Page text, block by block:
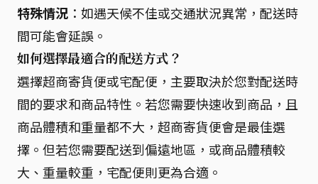
特殊情況 ：如遇天候不佳或交通狀況異常，配送時
間可能會延誤。
如何選擇最適合的配送方式？
選擇超商寄貨便或宅配便，主要取決於您對配送時
間的要求和商品特性。若您需要快速收到商品，且
商品體積和重量都不大，超商寄貨便會是最佳選
擇。但若您需要配送到偏遠地區，或商品體積較
大、重量較重，宅配便則更為合適。